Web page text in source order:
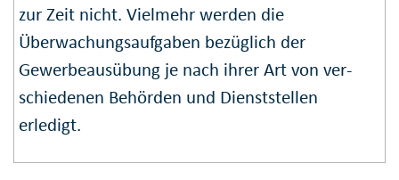
zur Zeit nicht. Vielmehr werden die
Überwachungs­aufgaben bezüglich der
Gewerbe­ausübung je nach ihrer Art von ver­
schie­denen Behörden und Dienst­stellen
erledigt.